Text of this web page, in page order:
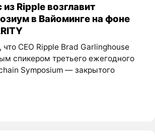
из Ripple возглавит
в Вайоминге на фоне
что CEO Ripple Brad Garlinghouse
спикером третьего ежегодного
Symposium — закрытого